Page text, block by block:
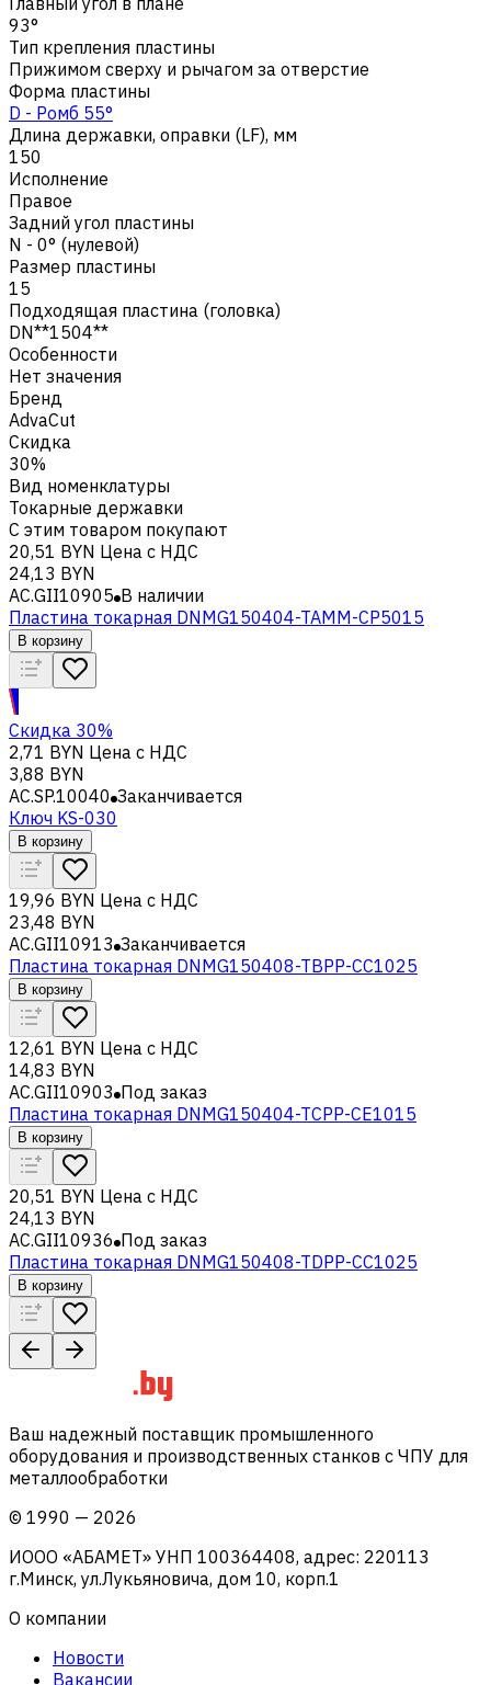
93°
Тип крепления пластины
Прижимом сверху и рычагом за отверстие
Форма пластины
D - Ромб 55°
Длина державки, оправки (LF), мм
150
Исполнение
Правое
Задний угол пластины
N - 0° (нулевой)
Размер пластины
15
Подходящая пластина (головка)
DN**1504**
Особенности
Нет значения
Бренд
AdvaCut
Скидка
30%
Вид номенклатуры
Токарные державки
С этим товаром покупают
20,51 BYN Цена с НДС
24,13 BYN
AC.GII10905 В наличии
Пластина токарная DNMG150404-TAMM-CP5015
В корзину
Скидка 30%
2,71 BYN Цена с НДС
3,88 BYN
AC.SP.10040 Заканчивается
Ключ KS-030
В корзину
19,96 BYN Цена с НДС
23,48 BYN
AC.GII10913 Заканчивается
Пластина токарная DNMG150408-TBPP-CC1025
В корзину
12,61 BYN Цена с НДС
14,83 BYN
AC.GII10903 Под заказ
Пластина токарная DNMG150404-TCPP-CE1015
В корзину
20,51 BYN Цена с НДС
24,13 BYN
AC.GII10936 Под заказ
Пластина токарная DNMG150408-TDPP-CC1025
В корзину
Ваш надежный поставщик промышленного
оборудования и производственных станков с ЧПУ для
металлообработки
© 1990 — 2026
ИООО «АБАМЕТ» УНП 100364408, адрес: 220113
г.Минск, ул.Лукьяновича, дом 10, корп.1
О компании
Новости
Вакансии